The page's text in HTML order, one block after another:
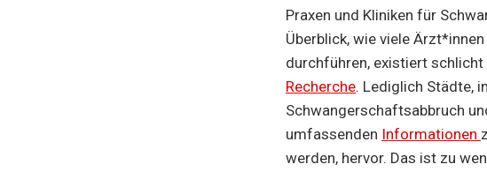
Praxen und Kliniken für
Überblick, wie viele
durchführen, existiert
Recherche. Lediglich Städte,
Schwangerschaftsabbruch
umfassenden Informationen
werden, hervor. Das ist zu